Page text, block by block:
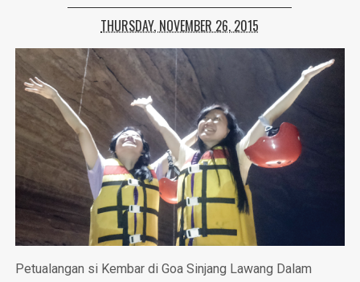
THURSDAY, NOVEMBER 26, 2015
Petualangan si Kembar di Goa Sinjang Lawang Dalam